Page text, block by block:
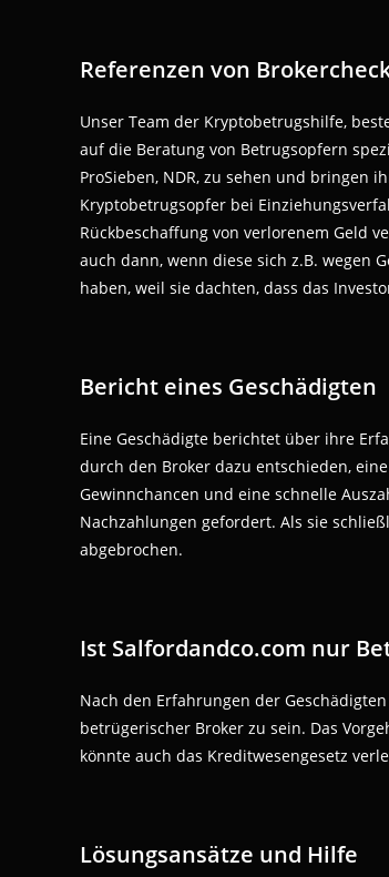
Referenzen von
Unser Team der Kryptobetrugshilfe,
auf die Beratung von Betrugsopfern
ProSieben, NDR, zu sehen und bringen
Kryptobetrugsopfer bei
Rückbeschaffung von verlorenem Geld
auch dann, wenn diese sich z.B. wegen
haben, weil sie dachten, dass das
Bericht eines Geschädigten
Eine Geschädigte berichtet über ihre
durch den Broker dazu entschieden,
Gewinnchancen und eine schnelle
Nachzahlungen gefordert. Als sie
abgebrochen.
Ist Salfordandco.com nur
Nach den Erfahrungen der
betrügerischer Broker zu sein. Das
könnte auch das Kreditwesengesetz
Lösungsansätze und Hilfe